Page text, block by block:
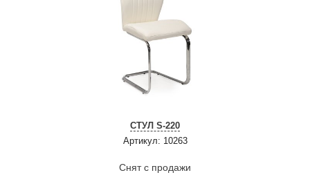
СТУЛ S-220
Артикул: 10263
Снят с продажи